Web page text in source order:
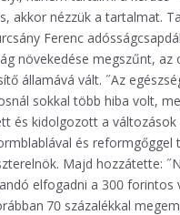
akkor nézzük a tartalmat.
Ferenc
növekedése megszűnt, az
államává vált. ˝Az
sokkal több hiba volt,
és kidolgozott a
és reformgőggel
Majd hozzátette:
elfogadni a 300 forintos
70 százalékkal